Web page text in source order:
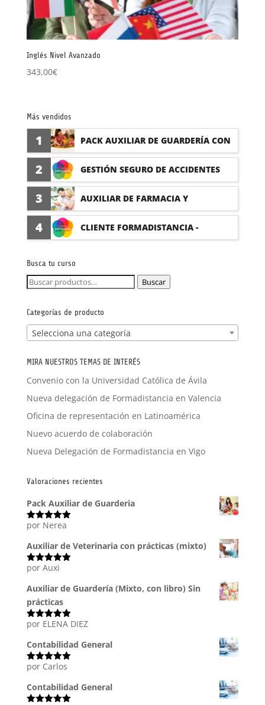
Inglés Nivel Avanzado
343,00€
Más vendidos
1 PACK AUXILIAR DE GUARDERÍA CON
PRÁCTICAS
2 GESTIÓN SEGURO DE ACCIDENTES
(PRÁCTICAS FORMATIVAS)
3 AUXILIAR DE FARMACIA Y
PARAFARMACIA CON PRÁCTICAS
4 CLIENTE FORMADISTANCIA -
Busca tu curso
Buscar
Buscar
Categorías de producto
Selecciona una categoría
MIRA NUESTROS TEMAS DE INTERÉS
Convenio con la Universidad Católica de Ávila
Nueva delegación de Formadistancia en Valencia
Oficina de representación en Latinoamérica
Nuevo acuerdo de colaboración
Nueva Delegación de Formadistancia en Vigo
Valoraciones recientes
Pack Auxiliar de Guarderia
Valorado
por Nerea
Auxiliar de Veterinaria con prácticas (mixto)
Valorado
por Auxi
Auxiliar de Guardería (Mixto, con libro) Sin
prácticas
Valorado
por ELENA DIEZ
Contabilidad General
Valorado
por Carlos
Contabilidad General